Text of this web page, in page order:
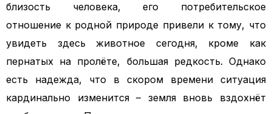
близость человека, его потребительское
отношение к родной природе привели к тому, что
увидеть здесь животное сегодня, кроме как
пернатых на пролёте, большая редкость. Однако
есть надежда, что в скором времени ситуация
кардинально изменится – земля вновь вздохнёт